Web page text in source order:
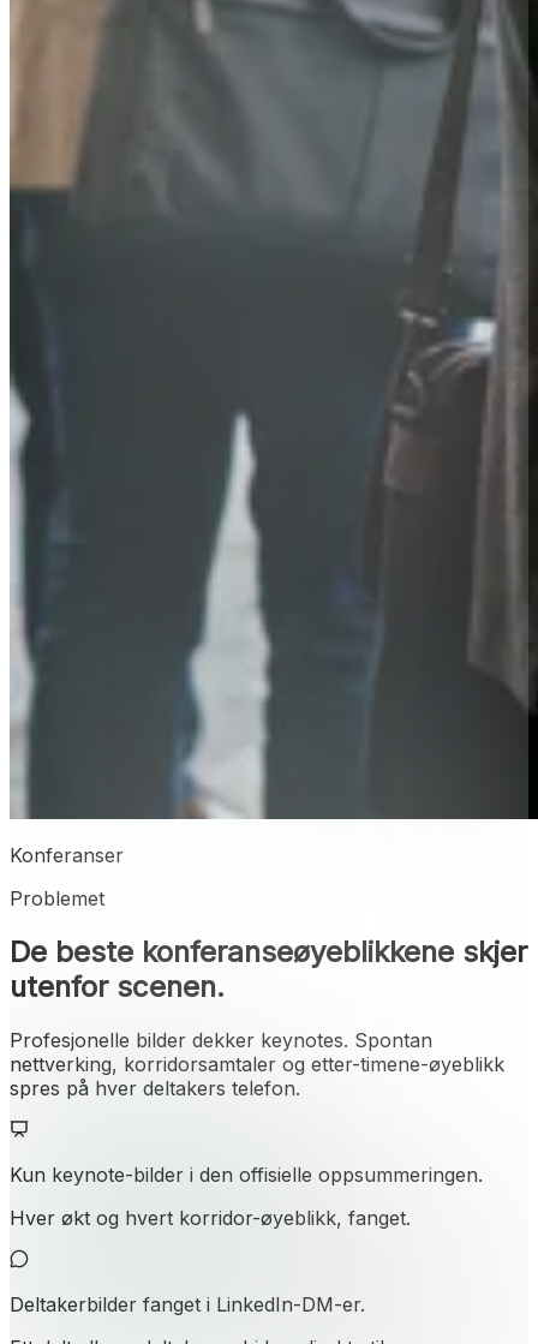
Konferanser
Problemet
De beste konferanseøyeblikkene skjer
utenfor scenen.
Profesjonelle bilder dekker keynotes. Spontan
nettverking, korridorsamtaler og etter-timene-øyeblikk
spres på hver deltakers telefon.
Kun keynote-bilder i den offisielle oppsummeringen.
Hver økt og hvert korridor-øyeblikk, fanget.
Deltakerbilder fanget i LinkedIn-DM-er.